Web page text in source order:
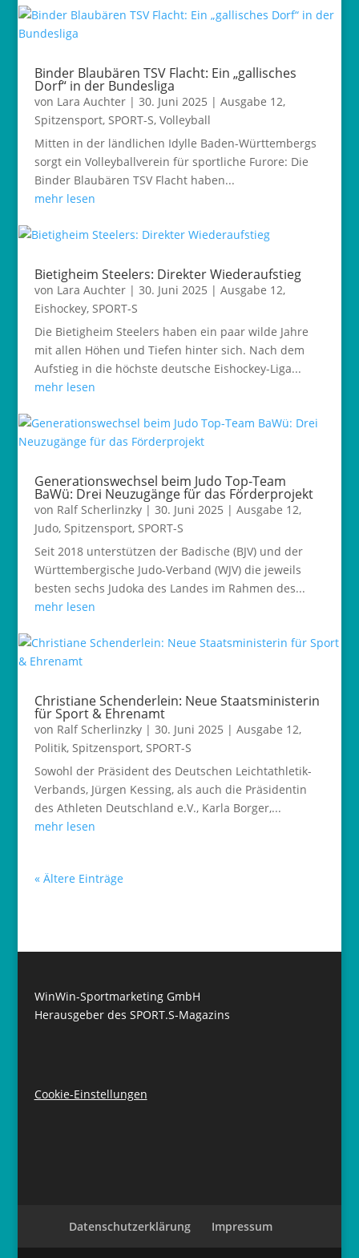
Binder Blaubären TSV Flacht: Ein „gallisches
Dorf“ in der Bundesliga
von Lara Auchter| 30. Juni 2025 | Ausgabe 12,
Spitzensport, SPORT-S, Volleyball
Mitten in der ländlichen Idylle Baden-Württembergs
sorgt ein Volleyballverein für sportliche Furore: Die
Binder Blaubären TSV Flacht haben...
mehr lesen
Bietigheim Steelers: Direkter Wiederaufstieg
von Lara Auchter| 30. Juni 2025 | Ausgabe 12,
Eishockey, SPORT-S
Die Bietigheim Steelers haben ein paar wilde Jahre
mit allen Höhen und Tiefen hinter sich. Nach dem
Aufstieg in die höchste deutsche Eishockey-Liga...
mehr lesen
Generationswechsel beim Judo Top-Team
BaWü: Drei Neuzugänge für das Förderprojekt
von Ralf Scherlinzky| 30. Juni 2025 | Ausgabe 12,
Judo, Spitzensport, SPORT-S
Seit 2018 unterstützen der Badische (BJV) und der
Württembergische Judo-Verband (WJV) die jeweils
besten sechs Judoka des Landes im Rahmen des...
mehr lesen
Christiane Schenderlein: Neue Staatsministerin
für Sport & Ehrenamt
von Ralf Scherlinzky| 30. Juni 2025 | Ausgabe 12,
Politik, Spitzensport, SPORT-S
Sowohl der Präsident des Deutschen Leichtathletik-
Verbands, Jürgen Kessing, als auch die Präsidentin
des Athleten Deutschland e.V., Karla Borger,...
mehr lesen
« Ältere Einträge
WinWin-Sportmarketing GmbH
Herausgeber des SPORT.S-Magazins
Cookie-Einstellungen
Datenschutzerklärung Impressum